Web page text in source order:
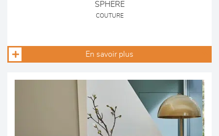
SPHERE
COUTURE
En savoir plus